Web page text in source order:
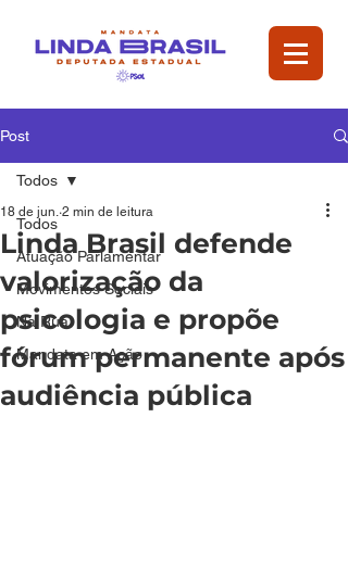
Post
Todos
Atuação Parlamentar
Movimentos Sociais
Na Rua
Mandata em Ação
Todos
Linda Brasil defende
valorização da
psicologia e propõe
fórum permanente após
audiência pública
18 de jun. 2 min de leitura